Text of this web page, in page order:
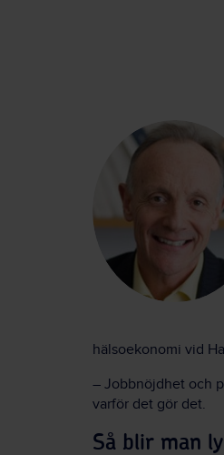
hälsoekonomi vid
– Jobbnöjdhet och
varför det gör det.
Så blir man